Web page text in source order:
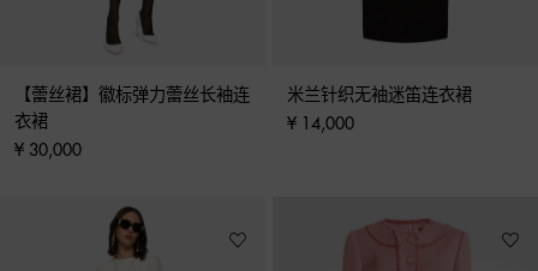
【蕾丝裙】徽标弹力蕾丝长袖连
衣裙
¥ 30,000
米兰针织无袖迷笛连衣裙
¥ 14,000